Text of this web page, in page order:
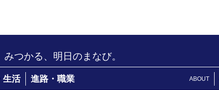
みつかる、明日のまなび。
生活 進路・職業 ABOUT